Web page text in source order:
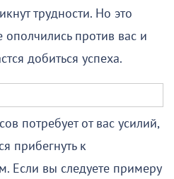
трудности. Но это
ополчились против вас и
добиться успеха.
потребует от вас усилий,
прибегнуть к
Если вы следуете примеру